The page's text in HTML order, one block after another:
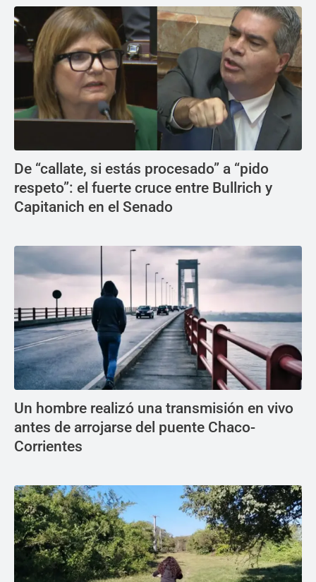
De “callate, si estás procesado” a “pido
respeto”: el fuerte cruce entre Bullrich y
Capitanich en el Senado
Un hombre realizó una transmisión en vivo
antes de arrojarse del puente Chaco-
Corrientes